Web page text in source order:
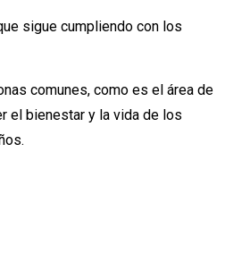
sigue cumpliendo con los
comunes, como es el área de
el bienestar y la vida de los